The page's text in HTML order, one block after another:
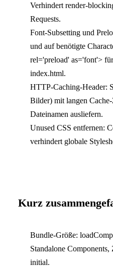
Verhindert render-
Requests.
Font-Subsetting und
und auf benötigte
rel='preload' as='font'>
index.html.
HTTP-Caching-Header:
Bilder) mit langen
Dateinamen ausliefern.
Unused CSS entfernen:
verhindert globale
Kurz
Bundle-Größe:
Standalone
initial.